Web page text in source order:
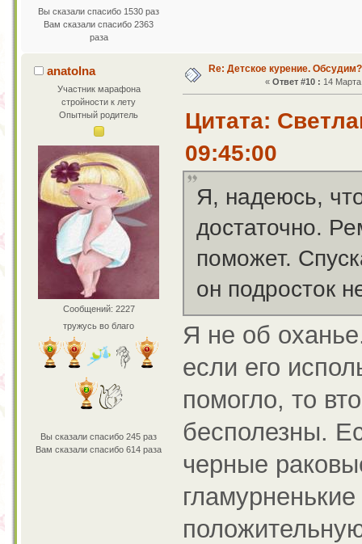
Вы сказали спасибо 1530 раз
Вам сказали спасибо 2363
раза
anatolna
Участник марафона
стройности к лету
Опытный родитель
Сообщений: 2227
тружусь во благо
Вы сказали спасибо 245 раз
Вам сказали спасибо 614 раза
Re: Детское курение. Обсудим?
«Ответ #10 : 14
Цитата:
09:45:00
Я, надеюсь,
достаточно.
поможет.
он подросток
Я не об
если его
помогло, то
бесполезны.
черные